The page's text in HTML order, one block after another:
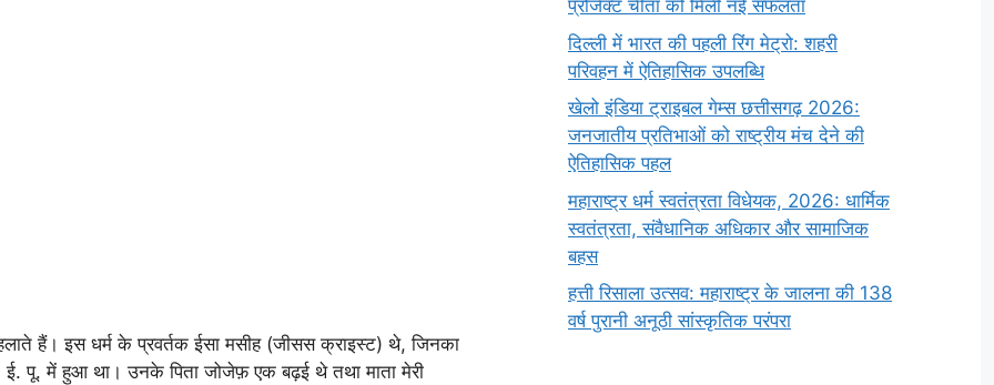
हैं। इस धर्म के प्रवर्तक ईसा मसीह (जीसस क्राइस्ट) थे, जिनका
ई. पू. में हुआ था। उनके पिता जोजेफ़ एक बढ़ई थे तथा माता मेरी
प्रोजेक्ट चीता को मिली नई सफलता
दिल्ली में भारत की पहली रिंग मेट्रो: शहरी
परिवहन में ऐतिहासिक उपलब्धि
खेलो इंडिया ट्राइबल गेम्स छत्तीसगढ़ 2026:
जनजातीय प्रतिभाओं को राष्ट्रीय मंच देने की
ऐतिहासिक पहल
महाराष्ट्र धर्म स्वतंत्रता विधेयक, 2026: धार्मिक
स्वतंत्रता, संवैधानिक अधिकार और सामाजिक
बहस
हत्ती रिसाला उत्सव: महाराष्ट्र के जालना की 138
वर्ष पुरानी अनूठी सांस्कृतिक परंपरा